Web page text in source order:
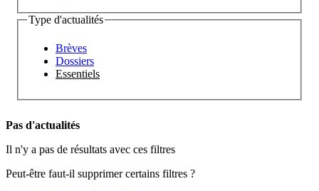
Type d'actualités
Brèves
Dossiers
Essentiels
Pas d'actualités
Il n'y a pas de résultats avec ces filtres
Peut-être faut-il supprimer certains filtres ?